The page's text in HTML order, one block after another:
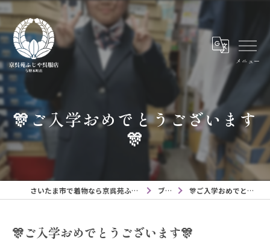
メニュー
🎊ご入学おめでとうございます
🎊
さいたま市で着物なら京呉苑ふじや呉服店与野本町店 ブログ 🎊ご入学おめでとうございます🎊
🎊ご入学おめでとうございます🎊